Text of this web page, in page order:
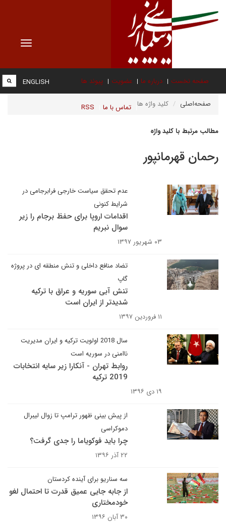
Toggle
صفحه نخست درباره ما عضویت پیوند ها
تماس با ما RSS
ENGLISH
صفحه‌اصلی کلید واژه ها
مطالب مرتبط با کلید واژه
رحمان قهرمانپور
عدم تحقق سیاست خارجی فرابرجامی در
شرایط کنونی
اقدامات اروپا برای حفظ برجام را زیر
سوال نبریم
۰۳ شهریور ۱۳۹۷
تضاد منافع داخلی و تنش منطقه ای در پروژه
گاپ
تنش آبی سوریه و عراق با ترکیه
شدیدتر از ایران است
۱۱ فروردین ۱۳۹۷
سال 2018 اولویت ترکیه و ایران مدیریت
ناامنی در سوریه است
روابط تهران - آنکارا زیر سایه انتخابات
2019 ترکیه
۱۹ دی ۱۳۹۶
از پیش بینی ظهور ترامپ تا زوال لیبرال
دموکراسی
چرا باید فوکویاما را جدی گرفت؟
۲۲ آذر ۱۳۹۶
سه سناریو برای آینده کردستان
از جابه جایی عمیق قدرت تا احتمال لغو
خودمختاری
۳۰ آبان ۱۳۹۶